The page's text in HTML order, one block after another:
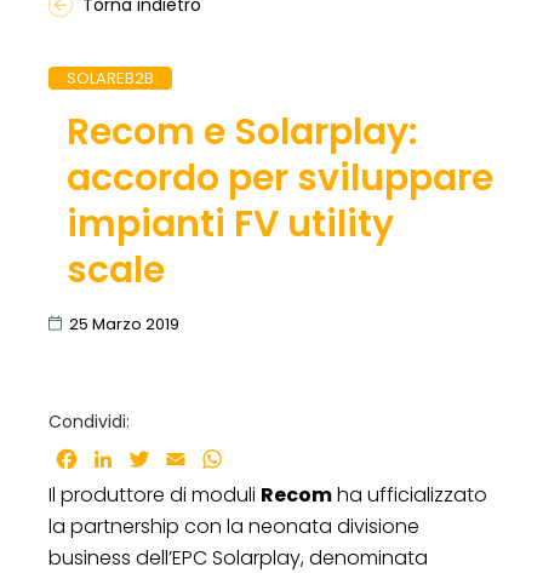
SOLAREB2B
Recom e Solarplay:
accordo per sviluppare
impianti FV utility
scale
25 Marzo 2019
Condividi:
Facebook
LinkedInTwitter
Email
Il produttore di moduli Recomha ufficializzato
la partnership con la neonata divisione
business dell’EPC Solarplay, denominata